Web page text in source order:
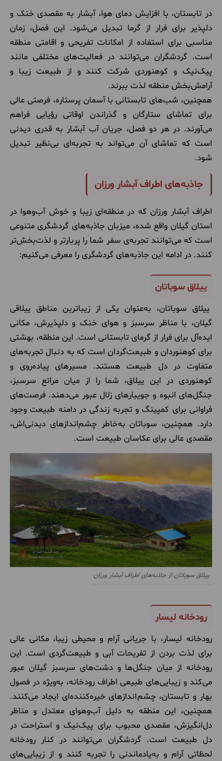
در تابستان، با افزایش دمای هوا، آبشار به مقصدی خنک و
دلپذیر برای فرار از گرما تبدیل می‌شود. این فصل، زمان
مناسبی برای استفاده از امکانات تفریحی و اقامتی منطقه
است. گردشگران می‌توانند در فعالیت‌های مختلفی مانند
پیک‌نیک و کوهنوردی شرکت کنند و از طبیعت زیبا و
آرامش‌بخش منطقه لذت ببرند.
همچنین، شب‌های تابستانی با آسمان پرستاره، فرصتی عالی
برای تماشای ستارگان و گذراندن اوقاتی رؤیایی فراهم
می‌آورند. در هر دو فصل، جریان آب آبشار به قدری دیدنی
است که تماشای آن می‌تواند به تجربه‌ای بی‌نظیر تبدیل
شود.
جاذبه‌های اطراف آبشار ورزان
اطراف آبشار ورزان که در منطقه‌ای زیبا و خوش آب‌وهوا در
استان گیلان واقع شده، میزبان جاذبه‌های گردشگری متنوعی
است که می‌توانند تجربه‌ی سفر شما را پربارتر و لذت‌بخش‌تر
کنند. در ادامه این جاذبه‌های گردشگری را معرفی می‌کنیم:
ییلاق سوباتان
ییلاق سوباتان، به‌عنوان یکی از زیباترین مناطق ییلاقی
گیلان، با مناظر سرسبز و هوای خنک و دلپذیرش، مکانی
ایده‌آل برای فرار از گرمای تابستانی است. این منطقه، بهشتی
برای کوهنوردان و طبیعت‌گردان است که به دنبال تجربه‌های
متفاوت در دل طبیعت هستند. مسیرهای پیاده‌روی و
کوهنوردی در این ییلاق، شما را از میان مراتع سرسبز،
جنگل‌های انبوه و جویبارهای زلال عبور می‌دهند. فرصت‌های
فراوانی برای کمپینگ و تجربه زندگی در دامنه طبیعت وجود
دارد. همچنین، سوباتان به‌خاطر چشم‌اندازهای دیدنی‌اش،
مقصدی عالی برای عکاسان طبیعت است.
ییلاق سوباتان از جاذبه‌های اطراف آبشار ورزان
رودخانه لیسار
رودخانه لیسار، با جریانی آرام و محیطی زیبا، مکانی عالی
برای لذت بردن از تفریحات آبی و طبیعت‌گردی است. این
رودخانه از میان جنگل‌ها و دشت‌های سرسبز گیلان عبور
می‌کند و زیبایی‌های طبیعی اطراف رودخانه، به‌ویژه در فصول
بهار و تابستان، چشم‌اندازهای خیره‌کننده‌ای ایجاد می‌کنند.
همچنین، این منطقه به دلیل آب‌وهوای معتدل و مناظر
دل‌انگیزش، مقصدی محبوب برای پیک‌نیک و استراحت در
دل طبیعت است. گردشگران می‌توانند در کنار رودخانه
لحظاتی آرام و به‌یادماندنی را تجربه کنند و از زیبایی‌های